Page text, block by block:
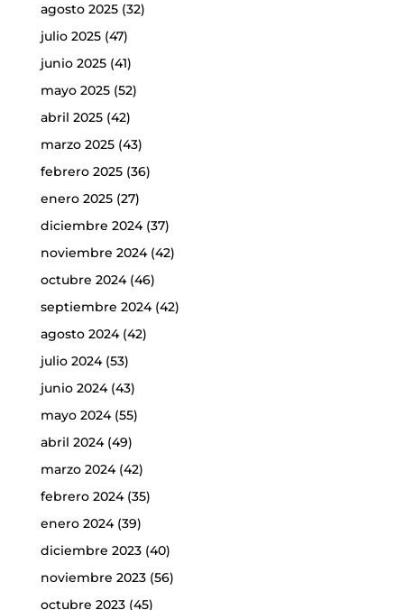
agosto 2025(32)
julio 2025(47)
junio 2025(41)
mayo 2025(52)
abril 2025(42)
marzo 2025(43)
febrero 2025(36)
enero 2025(27)
diciembre 2024(37)
noviembre 2024(42)
octubre 2024(46)
septiembre 2024(42)
agosto 2024(42)
julio 2024(53)
junio 2024(43)
mayo 2024(55)
abril 2024(49)
marzo 2024(42)
febrero 2024(35)
enero 2024(39)
diciembre 2023(40)
noviembre 2023(56)
octubre 2023(45)